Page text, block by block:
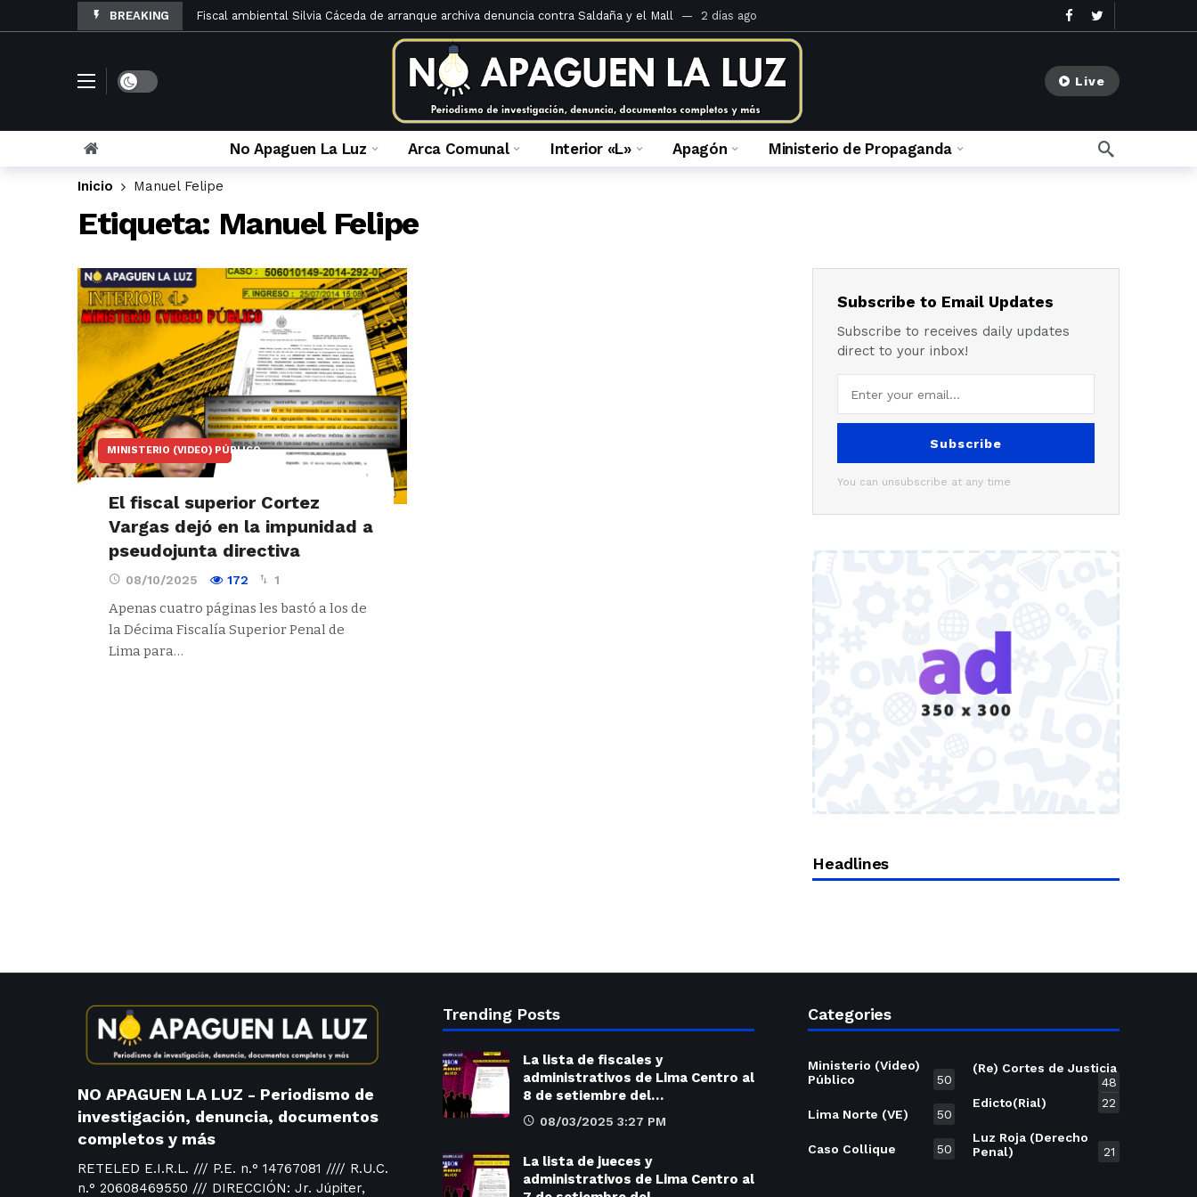
BREAKING Fiscal ambiental Silvia Cáceda de arranque archiva denuncia contra Saldaña y el Mall 2 días ago
El Código de Procedimientos en Materia Criminal de 1920 comentado por Juan José Calle 6 días ago
La denuncia penal por otorgamiento ilegal de derechos en el Caso Mall Plaza Comas 2 semanas ago
Rosario Velazco archiva queja contra fiscal que la investiga
El Poder Judicial de Lima abre Los Portales del inframundo 2 meses ago
La Sexta Sala Penal limpia a Caruajulca Quispe: crónica de una absolución anunciada 2 meses ago
Sinuosos cambios en la sala que verá la apelación de sentencia de María Caruajulca Quispe
María Caruajulca Quispe renunció a la prescripción: ¿Por honor o por horror?
La apelación fiscal contra el infame fallo en el caso de usurpación en Jr. Enrique Barrón
La lista de administrativos y fiscales del Ministerio Público de Lima Norte al 14 de febrero del 2023 3 meses ago
Live
No Apaguen La Luz Arca Comunal Interior «L» Apagón Ministerio de Propaganda
Inicio Manuel Felipe
Etiqueta: Manuel Felipe
MINISTERIO (VIDEO) PÚBLICO
El fiscal superior Cortez
Vargas dejó en la impunidad a
pseudojunta directiva
08/10/2025 172 1
Apenas cuatro páginas les bastó a los de
la Décima Fiscalía Superior Penal de
Lima para…
Subscribe to Email Updates
Subscribe to receives daily updates
direct to your inbox!
Subscribe
You can unsubscribe at any time
Headlines
NO APAGUEN LA LUZ - Periodismo de
investigación, denuncia, documentos
completos y más
RETELED E.I.R.L. /// P.E. n.° 14767081 //// R.U.C.
n.° 20608469550 /// DIRECCIÓN: Jr. Júpiter,
Trending Posts
La lista de fiscales y
administrativos de Lima Centro al
8 de setiembre del…
08/03/2025 3:27 PM
La lista de jueces y
administrativos de Lima Centro al
Categories
Ministerio (Video)
Público
50
Lima Norte (VE) 50
Caso Collique 50
(Re) Cortes de Justicia
48
Edicto(Rial)
22
Luz Roja (Derecho
Penal)
21